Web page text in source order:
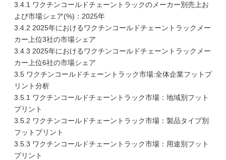
3.4.1 ワクチンコールドチェーントラックのメーカー別売上お
よび市場シェア(%)：2025年
3.4.2 2025年におけるワクチンコールドチェーントラックメー
カー上位3社の市場シェア
3.4.3 2025年におけるワクチンコールドチェーントラックメー
カー上位6社の市場シェア
3.5 ワクチンコールドチェーントラック市場:全体企業フットプ
リント分析
3.5.1 ワクチンコールドチェーントラック市場：地域別フット
プリント
3.5.2 ワクチンコールドチェーントラック市場：製品タイプ別
フットプリント
3.5.3 ワクチンコールドチェーントラック市場：用途別フット
プリント